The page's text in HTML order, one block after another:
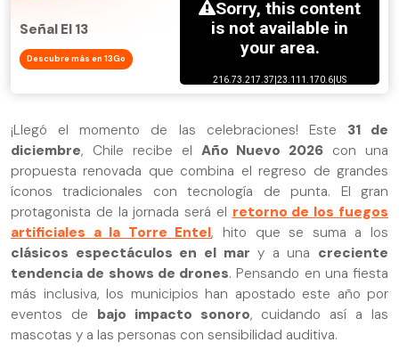
Señal El 13
Descubre más en 13Go
¡Llegó el momento de las celebraciones! Este 31 de
diciembre, Chile recibe el Año Nuevo 2026 con una
propuesta renovada que combina el regreso de grandes
íconos tradicionales con tecnología de punta. El gran
protagonista de la jornada será el retorno de los fuegos
artificiales a la Torre Entel, hito que se suma a los
clásicos espectáculos en el mar y a una creciente
tendencia de shows de drones. Pensando en una fiesta
más inclusiva, los municipios han apostado este año por
eventos de bajo impacto sonoro, cuidando así a las
mascotas y a las personas con sensibilidad auditiva.